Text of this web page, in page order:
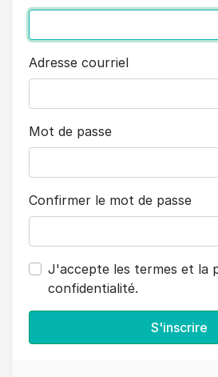
Adresse courriel
Mot de passe
Confirmer le mot de passe
J'accepte les termes et la
confidentialité.
S'inscrire